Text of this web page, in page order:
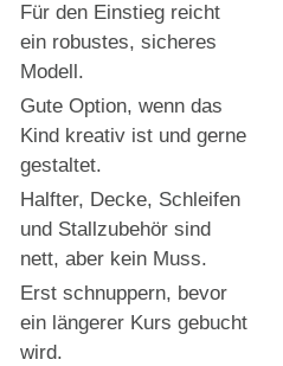
Für den Einstieg reicht
ein robustes, sicheres
Modell.
Gute Option, wenn das
Kind kreativ ist und gerne
gestaltet.
Halfter, Decke, Schleifen
und Stallzubehör sind
nett, aber kein Muss.
Erst schnuppern, bevor
ein längerer Kurs gebucht
wird.